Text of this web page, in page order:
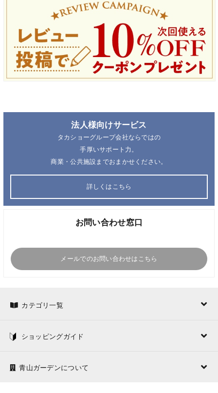
法人様向けサービス
タカショーグループ会社ならではの
手厚いサポート力。
商業・公共施設までおまかせください。
詳しくはこちら
お問い合わせ窓口
メールでのお問い合わせはこちら
カテゴリ一覧
ショッピングガイド
青山ガーデンについて